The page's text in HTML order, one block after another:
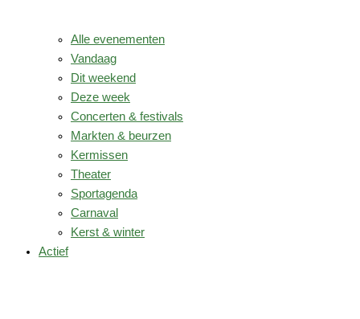
Alle evenementen
Vandaag
Dit weekend
Deze week
Concerten & festivals
Markten & beurzen
Kermissen
Theater
Sportagenda
Carnaval
Kerst & winter
Actief